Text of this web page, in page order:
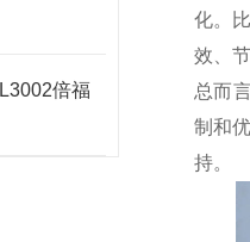
倍福
化。
效、
总而
制和
持。